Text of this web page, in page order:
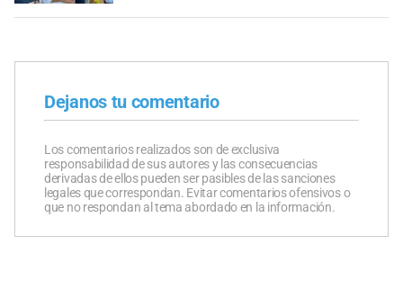
Dejanos tu comentario
Los comentarios realizados son de exclusiva
responsabilidad de sus autores y las consecuencias
derivadas de ellos pueden ser pasibles de las sanciones
legales que correspondan. Evitar comentarios ofensivos o
que no respondan al tema abordado en la información.